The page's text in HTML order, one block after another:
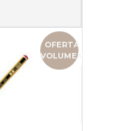
OFERTA
VOLUMEN